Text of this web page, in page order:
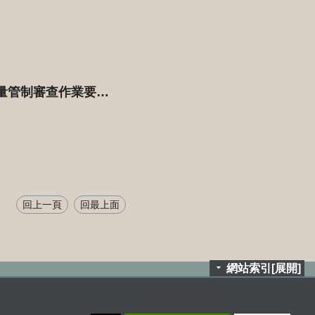
公告「臺南市都市計畫甲乙種工業區申請設置公共服務設施及公用事業設施總量管制審查作業要點」新增附圖二高速公路麻豆交流道附近特定區計畫管制單元示意圖1份。(111年1月26日公告生效)
回上一頁 回最上面
網站索引[展開]